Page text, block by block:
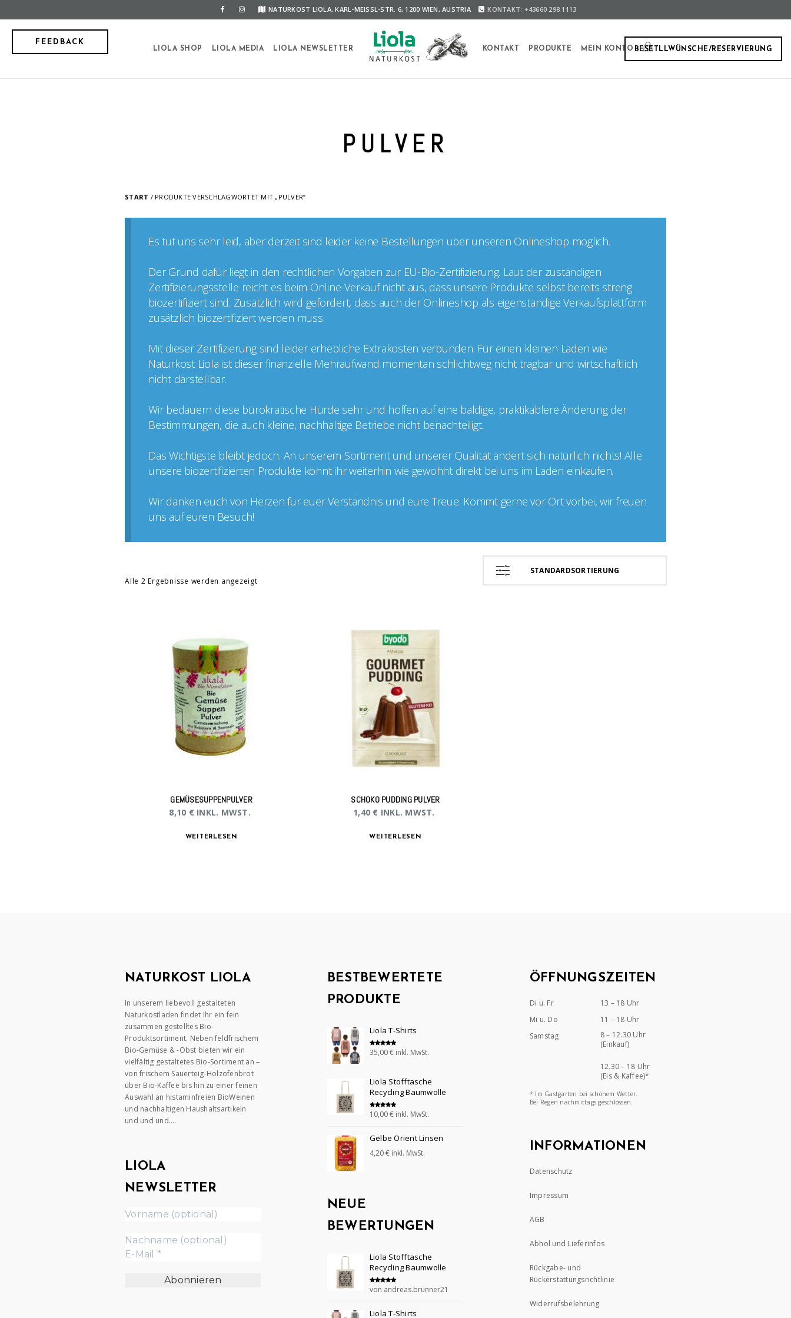
NATURKOST LIOLA, KARL-MEISSL-STR. 6, 1200 WIEN, AUSTRIA KONTAKT: +43660 298 1113
FEEDBACK
BESETLLWÜNSCHE/RESERVIERUNG
LIOLA SHOP LIOLA MEDIA LIOLA NEWSLETTER KONTAKT PRODUKTE MEIN KONTO
PULVER
START / PRODUKTE VERSCHLAGWORTET MIT „PULVER“
Es tut uns sehr leid, aber derzeit sind leider keine Bestellungen über unseren Onlineshop möglich.
Der Grund dafür liegt in den rechtlichen Vorgaben zur EU-Bio-Zertifizierung. Laut der zuständigen
Zertifizierungsstelle reicht es beim Online-Verkauf nicht aus, dass unsere Produkte selbst bereits streng
biozertifiziert sind. Zusätzlich wird gefordert, dass auch der Onlineshop als eigenständige Verkaufsplattform
zusätzlich biozertifiziert werden muss.
Mit dieser Zertifizierung sind leider erhebliche Extrakosten verbunden. Für einen kleinen Laden wie
Naturkost Liola ist dieser finanzielle Mehraufwand momentan schlichtweg nicht tragbar und wirtschaftlich
nicht darstellbar.
Wir bedauern diese bürokratische Hürde sehr und hoffen auf eine baldige, praktikablere Änderung der
Bestimmungen, die auch kleine, nachhaltige Betriebe nicht benachteiligt.
Das Wichtigste bleibt jedoch. An unserem Sortiment und unserer Qualität ändert sich natürlich nichts! Alle
unsere biozertifizierten Produkte könnt ihr weiterhin wie gewohnt direkt bei uns im Laden einkaufen.
Wir danken euch von Herzen für euer Verständnis und eure Treue. Kommt gerne vor Ort vorbei, wir freuen
uns auf euren Besuch!
Alle 2 Ergebnisse werden angezeigt
STANDARDSORTIERUNG
GEMÜSESUPPENPULVER
8,10 € INKL. MWST.
WEITERLESEN
SCHOKO PUDDING PULVER
1,40 € INKL. MWST.
WEITERLESEN
NATURKOST LIOLA
In unserem liebevoll gestalteten
Naturkostladen findet Ihr ein fein
zusammen gestelltes Bio-
Produktsortiment. Neben feldfrischem
Bio-Gemüse & -Obst bieten wir ein
vielfältig gestaltetes Bio-Sortiment an –
von frischem Sauerteig-Holzofenbrot
über Bio-Kaffee bis hin zu einer feinen
Auswahl an histaminfreien BioWeinen
und nachhaltigen Haushaltsartikeln
und und und….
LIOLA
NEWSLETTER
BESTBEWERTETE
PRODUKTE
Liola T-Shirts
Bewertet mit
5.00
35,00€ inkl. MwSt.
Liola Stofftasche
Recycling Baumwolle
Bewertet mit
5.00
10,00€ inkl. MwSt.
Gelbe Orient Linsen
4,20€ inkl. MwSt.
NEUE
BEWERTUNGEN
Liola Stofftasche
Recycling Baumwolle
Bewertet mit
von andreas.brunner21
Liola T-Shirts
ÖFFNUNGSZEITEN
Di u. Fr
13 – 18 Uhr
Mi u. Do
11 – 18 Uhr
Samstag
8 – 12.30 Uhr
(Einkauf)
12.30 – 18 Uhr
(Eis & Kaffee)*
* Im Gastgarten bei schönem Wetter.
Bei Regen nachmittags geschlossen.
INFORMATIONEN
Datenschutz
Impressum
AGB
Abhol und Lieferinfos
Rückgabe- und
Rückerstattungsrichtlinie
Widerrufsbelehrung